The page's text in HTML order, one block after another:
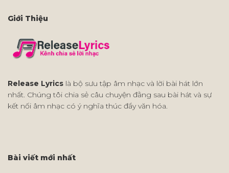
Giới Thiệu
Release Lyrics là bộ sưu tập âm nhạc và lời bài hát lớn
nhất. Chúng tôi chia sẻ câu chuyện đằng sau bài hát và sự
kết nối âm nhạc có ý nghĩa thúc đẩy văn hóa.
Bài viết mới nhất